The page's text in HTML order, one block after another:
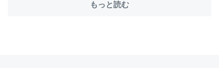
もっと読む